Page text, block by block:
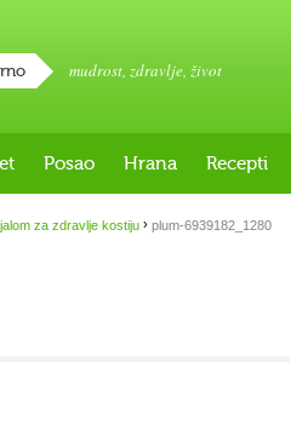
mudrost, zdravlje, život
Posao Hrana Recepti
za zdravlje kostiju › plum-6939182_1280